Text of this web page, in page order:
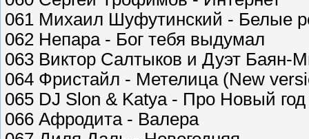
061 Михаил Шуфутинский - Белые
062 Непара - Бог тебя выдумал
063 Виктор Салтыков и Дуэт Баян-
064 Фристайл - Метелица (New
065 DJ Slon & Katya - Про Новый год
066 Афродита - Валера